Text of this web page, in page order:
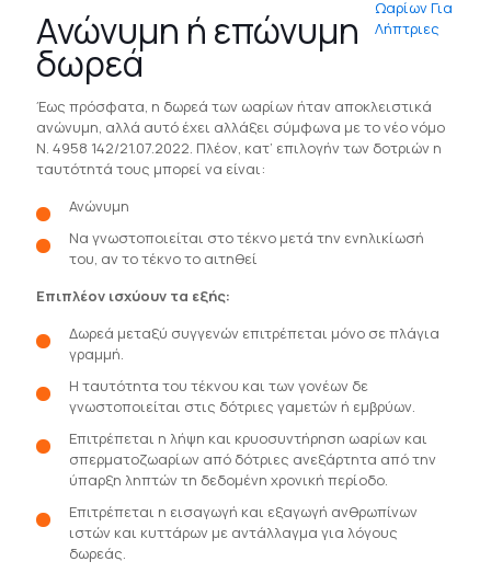
Ανώνυμη ή επώνυμη
δωρεά
Έως πρόσφατα, η δωρεά των ωαρίων ήταν αποκλειστικά
ανώνυμη, αλλά αυτό έχει αλλάξει σύμφωνα με το νέο νόμο
Ν. 4958 142/21.07.2022. Πλέον, κατ’ επιλογήν των δοτριών η
ταυτότητά τους μπορεί να είναι:
Ανώνυμη
Να γνωστοποιείται στο τέκνο μετά την ενηλικίωσή
του, αν το τέκνο το αιτηθεί
Επιπλέον ισχύουν τα εξής:
Δωρεά μεταξύ συγγενών επιτρέπεται μόνο σε πλάγια
γραμμή.
Η ταυτότητα του τέκνου και των γονέων δε
γνωστοποιείται στις δότριες γαμετών ή εμβρύων.
Επιτρέπεται η λήψη και κρυοσυντήρηση ωαρίων και
σπερματοζωαρίων από δότριες ανεξάρτητα από την
ύπαρξη ληπτών τη δεδομένη χρονική περίοδο.
Επιτρέπεται η εισαγωγή και εξαγωγή ανθρωπίνων
ιστών και κυττάρων με αντάλλαγμα για λόγους
δωρεάς.